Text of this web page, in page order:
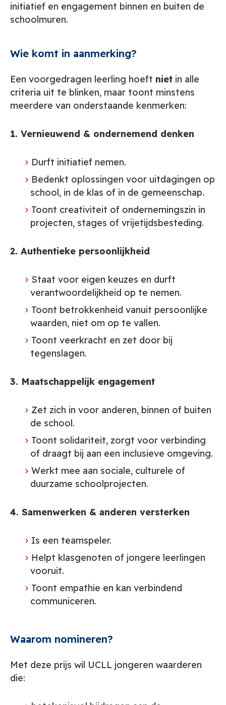
initiatief en engagement binnen en buiten de
schoolmuren.
Wie komt in aanmerking?
Een voorgedragen leerling hoeft niet in alle
criteria uit te blinken, maar toont minstens
meerdere van onderstaande kenmerken:
1. Vernieuwend & ondernemend denken
Durft initiatief nemen.
Bedenkt oplossingen voor uitdagingen op
school, in de klas of in de gemeenschap.
Toont creativiteit of ondernemingszin in
projecten, stages of vrijetijdsbesteding.
2. Authentieke persoonlijkheid
Staat voor eigen keuzes en durft
verantwoordelijkheid op te nemen.
Toont betrokkenheid vanuit persoonlijke
waarden, niet om op te vallen.
Toont veerkracht en zet door bij
tegenslagen.
3. Maatschappelijk engagement
Zet zich in voor anderen, binnen of buiten
de school.
Toont solidariteit, zorgt voor verbinding
of draagt bij aan een inclusieve omgeving.
Werkt mee aan sociale, culturele of
duurzame schoolprojecten.
4. Samenwerken & anderen versterken
Is een teamspeler.
Helpt klasgenoten of jongere leerlingen
vooruit.
Toont empathie en kan verbindend
communiceren.
Waarom nomineren?
Met deze prijs wil UCLL jongeren waarderen
die: